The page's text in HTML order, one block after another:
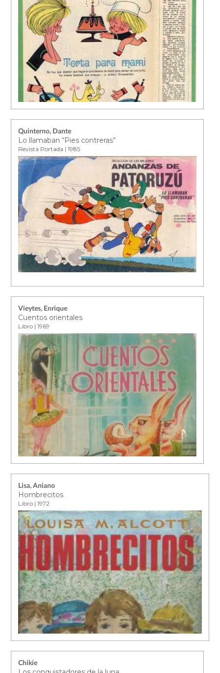
Quinterno, Dante
Lo llamaban “Pies contreras”
Revista Portada | 1985
Vieytes, Enrique
Cuentos orientales
Libro | 1969
Lisa, Aniano
Hombrecitos
Libro | 1972
Chikie